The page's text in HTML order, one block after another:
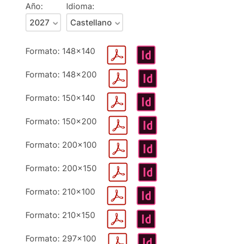
Año: Idioma:
Formato: 148x140
Formato: 148x200
Formato: 150x140
Formato: 150x200
Formato: 200x100
Formato: 200x150
Formato: 210x100
Formato: 210x150
Formato: 297x100